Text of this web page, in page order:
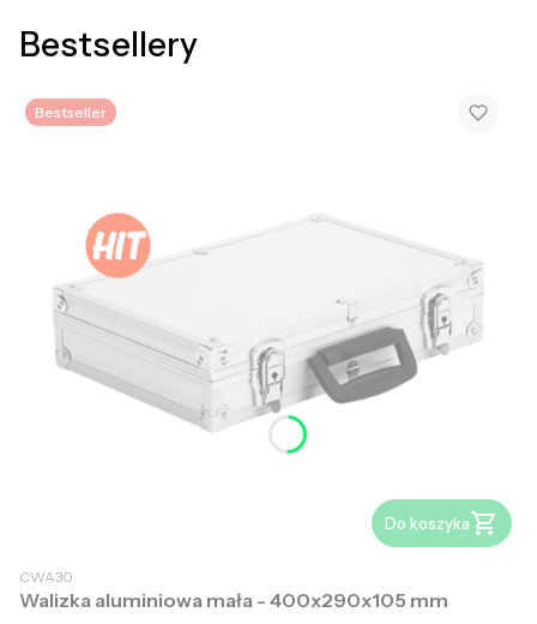
Bestsellery
Bestseller
Do koszyka
CWA30
Walizka aluminiowa mała - 400x290x105 mm